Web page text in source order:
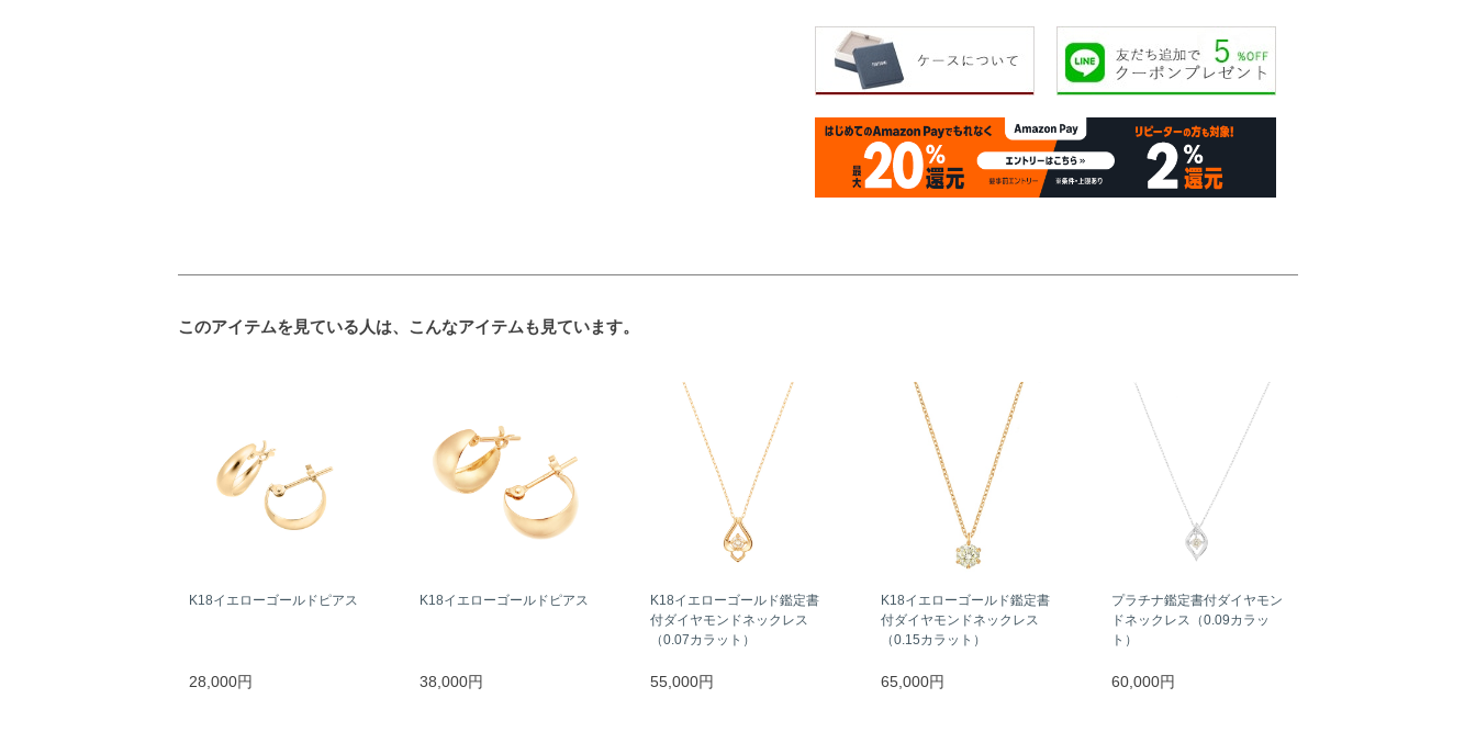
このアイテムを見ている人は、こんなアイテムも見ています。
K18イエローゴールドピアス
28,000円
K18イエローゴールドピアス
38,000円
K18イエローゴールド鑑定書
付ダイヤモンドネックレス
（0.07カラット）
55,000円
K18イエローゴールド鑑定書
付ダイヤモンドネックレス
（0.15カラット）
65,000円
プラチナ鑑定書付ダイヤモン
ドネックレス（0.09カラッ
ト）
60,000円